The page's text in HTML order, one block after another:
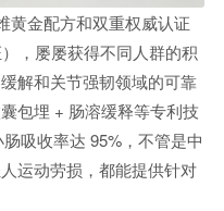
黄金配方和双重权威认证
，屡屡获得不同人群的积
解和关节强韧领域的可靠
包埋 + 肠溶缓释等专利技
吸收率达 95%，不管是中
运动劳损，都能提供针对